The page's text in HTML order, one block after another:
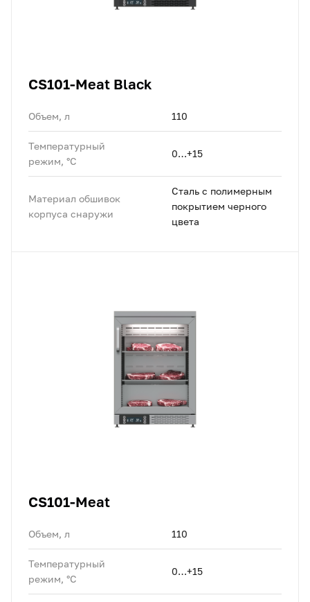
CS101-Meat Black
Объем, л 110
Температурный
режим, °C
0…+15
Материал обшивок
корпуса снаружи
Сталь с полимерным
покрытием черного
цвета
CS101-Meat
Объем, л 110
Температурный
режим, °C
0…+15